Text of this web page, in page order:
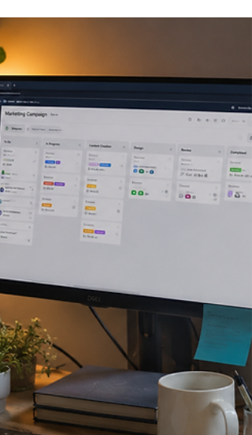
communications dévouée au soutien des
organisations basées sur la communauté et des
contenu médias de haute qualité qui raconte
histoires importantes et engage les publics. Le
rôle de Coordonnateur Production est central
pour assurer que tous leurs projets fonctionnent
correctement et que les équipes travaillent
efficacement ensemble.